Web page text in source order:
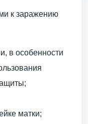
к заражению
в особенности
матки;